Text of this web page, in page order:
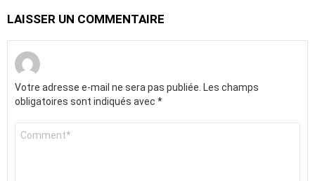
LAISSER UN COMMENTAIRE
Votre adresse e-mail ne sera pas publiée. Les champs
obligatoires sont indiqués avec *